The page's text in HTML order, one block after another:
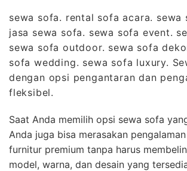
sewa sofa. rental sofa acara. sewa
jasa sewa sofa. sewa sofa event.
sewa sofa outdoor. sewa sofa
sofa wedding. sewa sofa luxury.
dengan opsi pengantaran dan
fleksibel.
Saat Anda memilih opsi sewa sofa
Anda juga bisa merasakan
furnitur premium tanpa harus
model, warna, dan desain yang